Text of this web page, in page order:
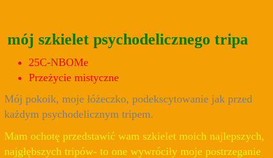
mój szkielet psychodelicznego tripa
25C-NBOMe
Przeżycie mistyczne
Mój pokoik, moje łóżeczko, podekscytowanie jak przed
każdym psychodelicznym tripem.
Mam ochotę przedstawić wam szkielet moich najlepszych,
najgłębszych tripów- to one wywróciły moje postrzeganie